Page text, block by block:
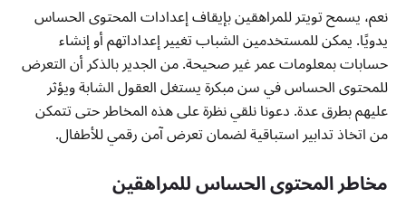
نعم، يسمح تويتر للمراهقين بإيقاف إعدادات المحتوى الحساس
يدويًا. يمكن للمستخدمين الشباب تغيير إعداداتهم أو إنشاء
حسابات بمعلومات عمر غير صحيحة. من الجدير بالذكر أن التعرض
للمحتوى الحساس في سن مبكرة يستغل العقول الشابة ويؤثر
عليهم بطرق عدة. دعونا نلقي نظرة على هذه المخاطر حتى تتمكن
من اتخاذ تدابير استباقية لضمان تعرض آمن رقمي للأطفال.
مخاطر المحتوى الحساس للمراهقين